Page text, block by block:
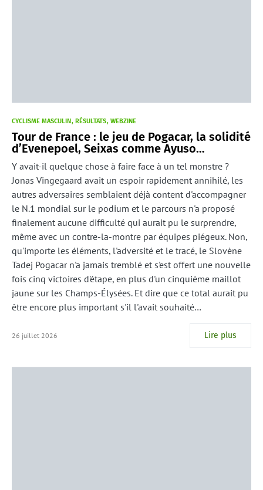
CYCLISME MASCULIN RÉSULTATS WEBZINE
Tour de France : le jeu de Pogacar, la solidité
d’Evenepoel, Seixas comme Ayuso…
Y avait-il quelque chose à faire face à un tel monstre ?
Jonas Vingegaard avait un espoir rapidement annihilé, les
autres adversaires semblaient déjà content d'accompagner
le N.1 mondial sur le podium et le parcours n'a proposé
finalement aucune difficulté qui aurait pu le surprendre,
même avec un contre-la-montre par équipes piégeux. Non,
qu'importe les éléments, l'adversité et le tracé, le Slovène
Tadej Pogacar n'a jamais tremblé et s'est offert une nouvelle
fois cinq victoires d'étape, en plus d'un cinquième maillot
jaune sur les Champs-Élysées. Et dire que ce total aurait pu
être encore plus important s'il l'avait souhaité…
26 juillet 2026 Lire plus